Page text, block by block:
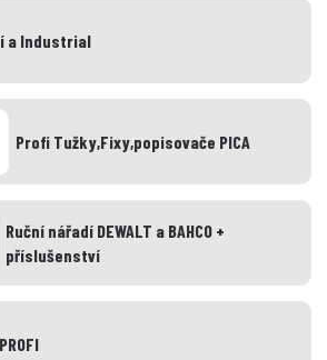
a Industrial
Profi Tužky,Fixy,popisovače PICA
Ruční nářadí DEWALT a BAHCO +
příslušenství